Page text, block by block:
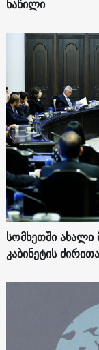
ნაწილი
სომხეთში ახალი
კაბინეტის